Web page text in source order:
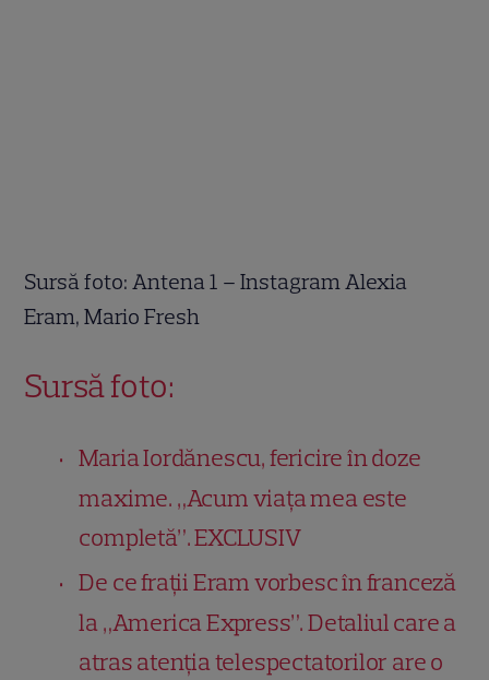
Sursă foto: Antena 1 – Instagram Alexia
Eram, Mario Fresh
Sursă foto:
Maria Iordănescu, fericire în doze
maxime. „Acum viața mea este
completă”. EXCLUSIV
De ce frații Eram vorbesc în franceză
la „America Express”. Detaliul care a
atras atenția telespectatorilor are o